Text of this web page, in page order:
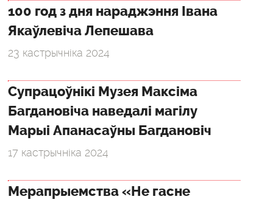
100 год з дня нараджэння Івана
Якаўлевіча Лепешава
23 кастрычніка 2024
Супрацоўнікі Музея Максіма
Багдановіча наведалі магілу
Марыі Апанасаўны Багдановіч
17 кастрычніка 2024
Мерапрыемства «Не гасне